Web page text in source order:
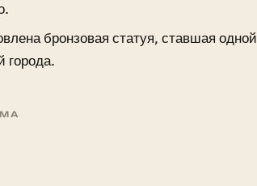
бронзовая статуя, ставшая одной
города.